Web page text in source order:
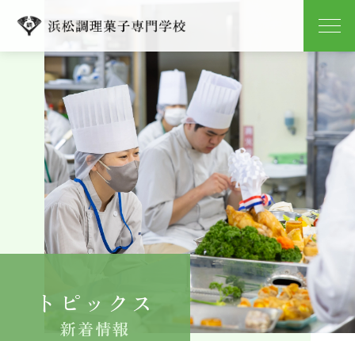
学校紹介
学科紹介
キャンパスライフ
就職
よくある質問
トピックス
新着情報